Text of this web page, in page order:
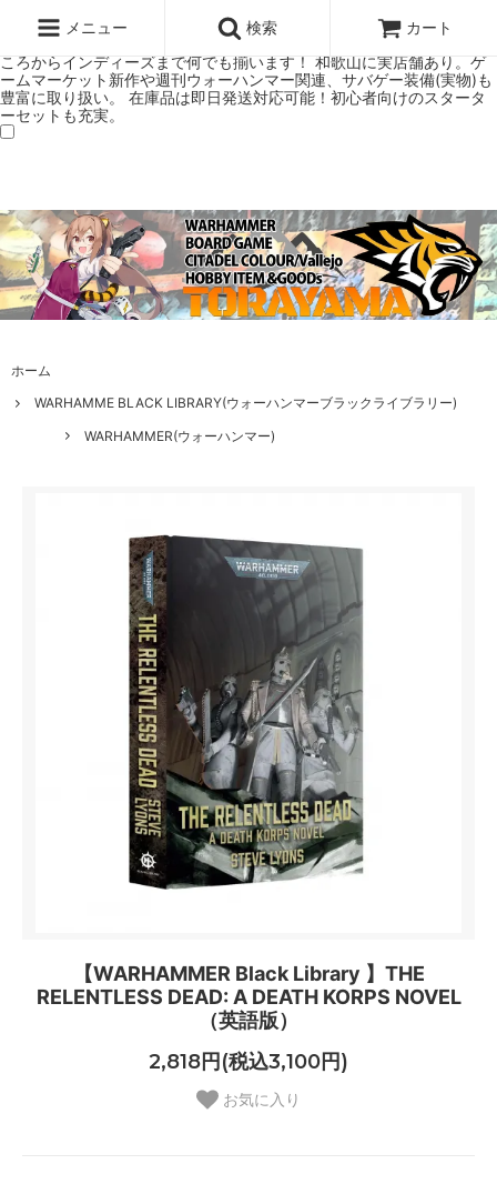
ミアムショップTORAYAMA。通販・オンラインショップです！ ウォー
ハンマーとボードゲームのことなら当店へ！ボードゲームもメジャーど
ころからインディーズまで何でも揃います！ 和歌山に実店舗あり。ゲ
ームマーケット新作や週刊ウォーハンマー関連、サバゲー装備(実物)も
豊富に取り扱い。 在庫品は即日発送対応可能！初心者向けのスタータ
ーセットも充実。
メニュー 検索 カート
ホーム
WARHAMME BLACK LIBRARY(ウォーハンマーブラックライブラリー)
WARHAMMER(ウォーハンマー)
【WARHAMMER Black Library 】THE
RELENTLESS DEAD: A DEATH KORPS NOVEL
（英語版）
2,818円(税込3,100円)
お気に入り